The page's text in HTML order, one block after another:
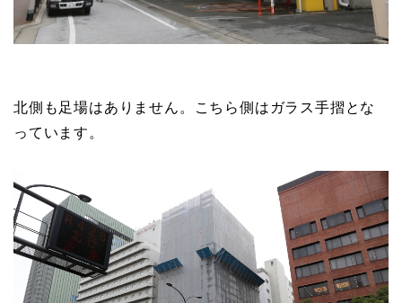
北側も足場はありません。こちら側はガラス手摺とな
っています。